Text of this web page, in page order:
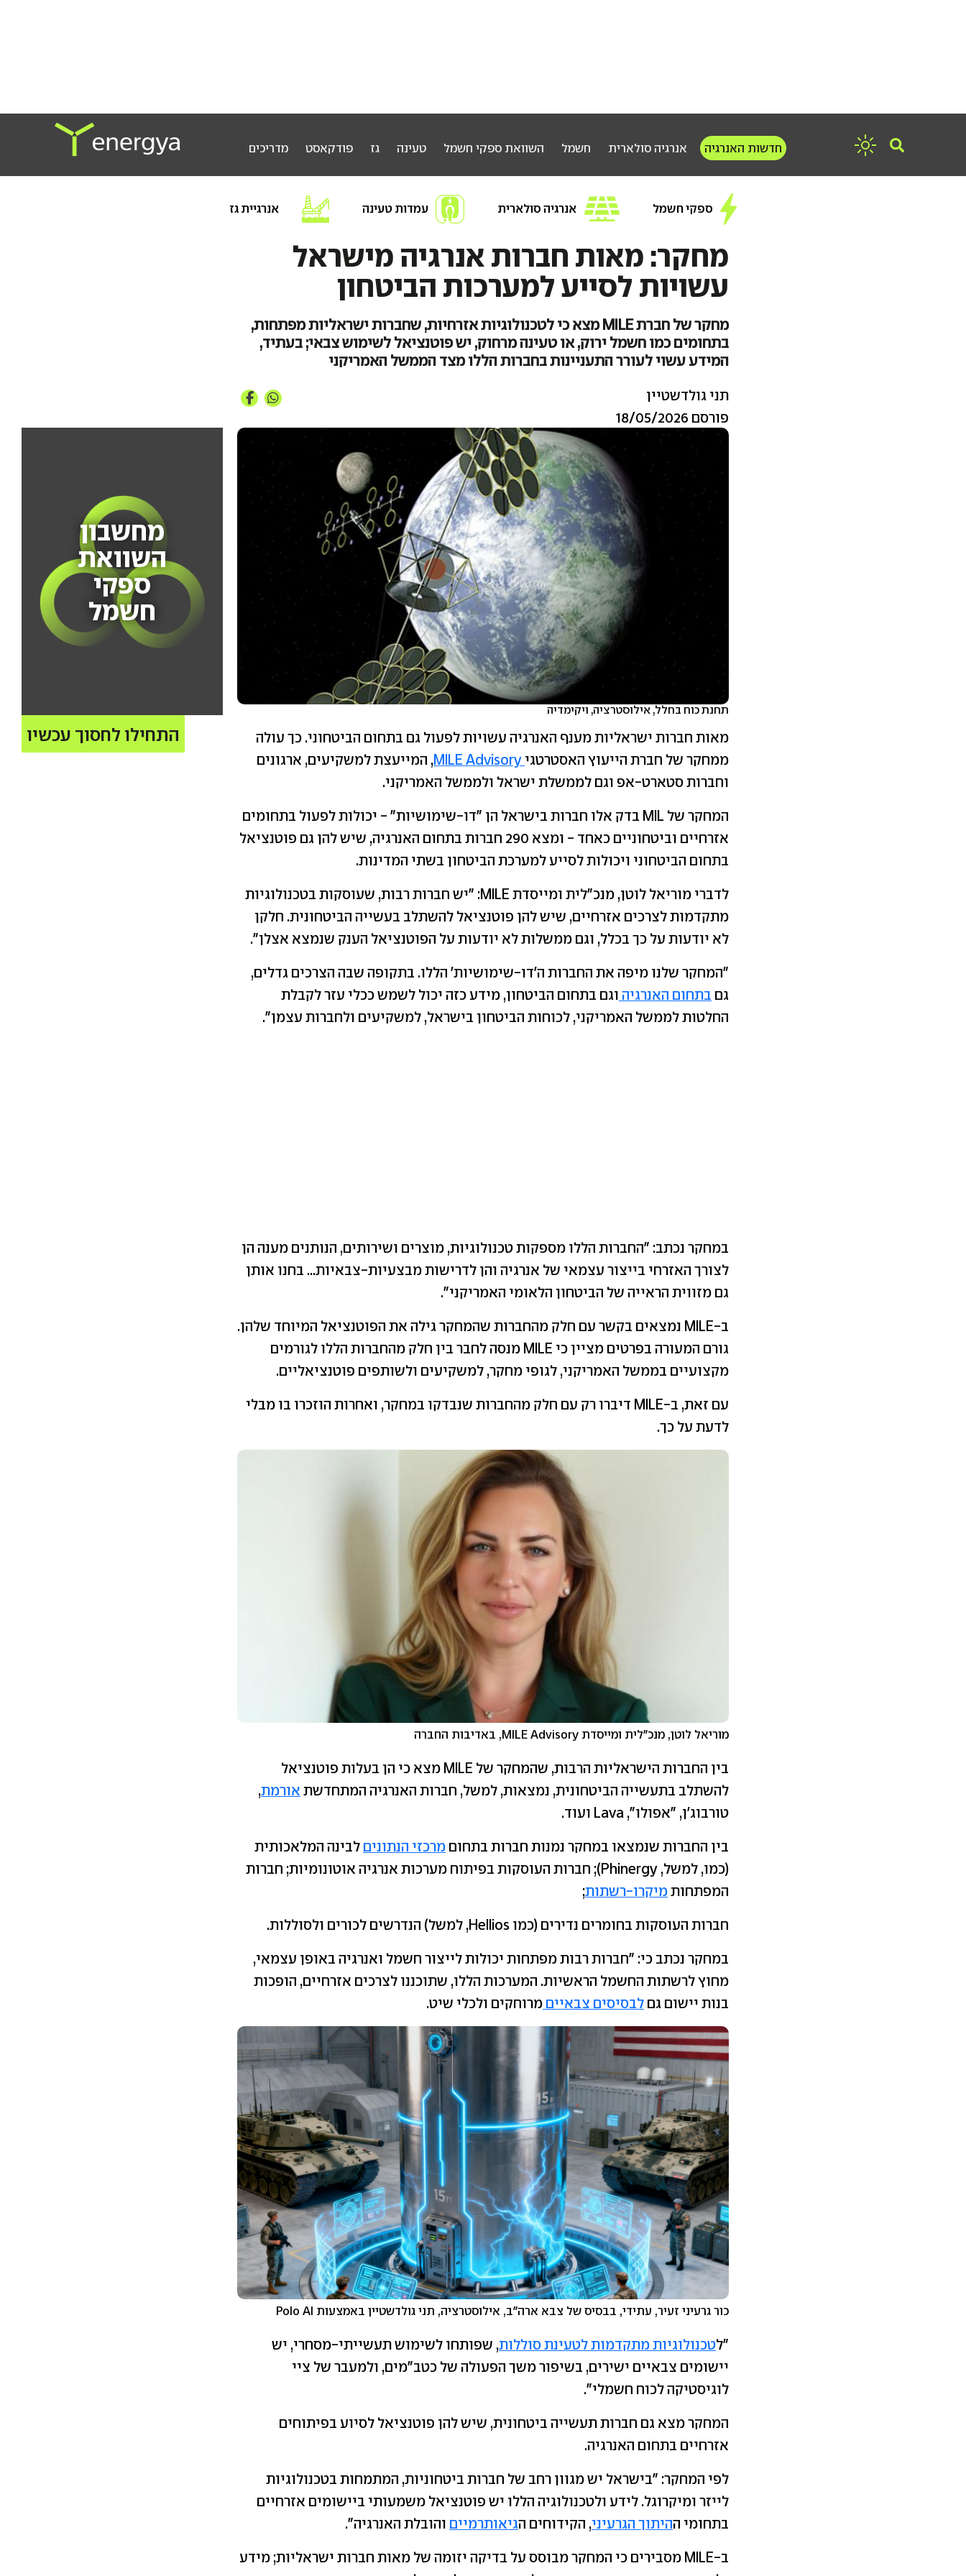
חפשו אנרגיה
חדשות האנרגיה אנרגיה סולארית חשמל השוואת ספקי חשמל טעינה גז פודקאסט מדריכים
ספקי חשמל אנרגיה סולארית עמדות טעינה אנרגיית גז
מחקר: מאות חברות אנרגיה מישראל
עשויות לסייע למערכות הביטחון
מחקר של חברת MILE מצא כי לטכנולוגיות אזרחיות, שחברות ישראליות מפתחות,
בתחומים כמו חשמל ירוק, או טעינה מרחוק, יש פוטנציאל לשימוש צבאי; בעתיד,
המידע עשוי לעורר התעניינות בחברות הללו מצד הממשל האמריקני
תחנת כוח בחלל, אילוסטרציה, ויקימדיה
מחשבון
השוואת
ספקי
חשמל
התחילו לחסוך עכשיו
תני גולדשטיין
פורסם 18/05/2026
מאות חברות ישראליות מענף האנרגיה עשויות לפעול גם בתחום הביטחוני. כך עולה
ממחקר של חברת הייעוץ האסטרטגי
, המייעצת למשקיעים, ארגונים
וחברות סטארט-אפ וגם לממשלת ישראל ולממשל האמריקני.
המחקר של MIL בדק אלו חברות בישראל הן "דו-שימושיות" - יכולות לפעול בתחומים
אזרחיים וביטחוניים כאחד - ומצא 290 חברות בתחום האנרגיה, שיש להן גם פוטנציאל
בתחום הביטחוני ויכולות לסייע למערכת הביטחון בשתי המדינות.
לדברי מוריאל לוטן, מנכ"לית ומייסדת MILE: "יש חברות רבות, שעוסקות בטכנולוגיות
מתקדמות לצרכים אזרחיים, שיש להן פוטנציאל להשתלב בעשייה הביטחונית. חלקן
לא יודעות על כך בכלל, וגם ממשלות לא יודעות על הפוטנציאל הענק שנמצא אצלן".
"המחקר שלנו מיפה את החברות ה'דו-שימושיות' הללו. בתקופה שבה הצרכים גדלים,
גם בתחום האנרגיה וגם בתחום הביטחון, מידע כזה יכול לשמש ככלי עזר לקבלת
החלטות לממשל האמריקני, לכוחות הביטחון בישראל, למשקיעים ולחברות עצמן".
במחקר נכתב: "החברות הללו מספקות טכנולוגיות, מוצרים ושירותים, הנותנים מענה הן
לצורך האזרחי בייצור עצמאי של אנרגיה והן לדרישות מבצעיות-צבאיות... בחנו אותן
גם מזווית הראייה של הביטחון הלאומי האמריקני".
ב-MILE נמצאים בקשר עם חלק מהחברות שהמחקר גילה את הפוטנציאל המיוחד שלהן.
גורם המעורה בפרטים מציין כי MILE מנסה לחבר בין חלק מהחברות הללו לגורמים
מקצועיים בממשל האמריקני, לגופי מחקר, למשקיעים ולשותפים פוטנציאליים.
עם זאת, ב-MILE דיברו רק עם חלק מהחברות שנבדקו במחקר, ואחרות הוזכרו בו מבלי
לדעת על כך.
מוריאל לוטן, מנכ"לית ומייסדת MILE Advisory, באדיבות החברה
בין החברות הישראליות הרבות, שהמחקר של MILE מצא כי הן בעלות פוטנציאל
להשתלב בתעשייה הביטחונית, נמצאות, למשל, חברות האנרגיה המתחדשת אורמת,
טורבוג'ן, "אפולו", Lava ועוד.
בין החברות שנמצאו במחקר נמנות חברות בתחום מרכזי הנתונים לבינה המלאכותית
(כמו, למשל, Phinergy); חברות העוסקות בפיתוח מערכות אנרגיה אוטונומיות; חברות
המפתחותמיקרו-רשתות;
חברות העוסקות בחומרים נדירים (כמו Hellios, למשל) הנדרשים לכורים ולסוללות.
במחקר נכתב כי: "חברות רבות מפתחות יכולות לייצור חשמל ואנרגיה באופן עצמאי,
מחוץ לרשתות החשמל הראשיות. המערכות הללו, שתוכננו לצרכים אזרחיים, הופכות
בנות יישום גם לבסיסים צבאיים מרוחקים ולכלי שיט.
כור גרעיני זעיר, עתידי, בבסיס של צבא ארה"ב, אילוסטרציה, תני גולדשטיין באמצעות Polo AI
"לטכנולוגיות מתקדמות לטעינת סוללות, שפותחו לשימוש תעשייתי-מסחרי, יש
יישומים צבאיים ישירים, בשיפור משך הפעולה של כטב"מים, ולמעבר של ציי
לוגיסטיקה לכוח חשמלי".
המחקר מצא גם חברות תעשייה ביטחונית, שיש להן פוטנציאל לסיוע בפיתוחים
אזרחיים בתחום האנרגיה.
לפי המחקר: "בישראל יש מגוון רחב של חברות ביטחוניות, המתמחות בטכנולוגיות
לייזר ומיקרוגל. לידע ולטכנולוגיה הללו יש פוטנציאל משמעותי ביישומים אזרחיים
בתחומי ההיתוך הגרעיני, הקידוחים הגיאותרמיים והובלת האנרגיה".
ב-MILE מסבירים כי המחקר מבוסס על בדיקה יזומה של מאות חברות ישראליות; מידע